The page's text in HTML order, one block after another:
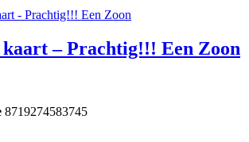
kaart – Prachtig!!! Een Zoon
8719274583745